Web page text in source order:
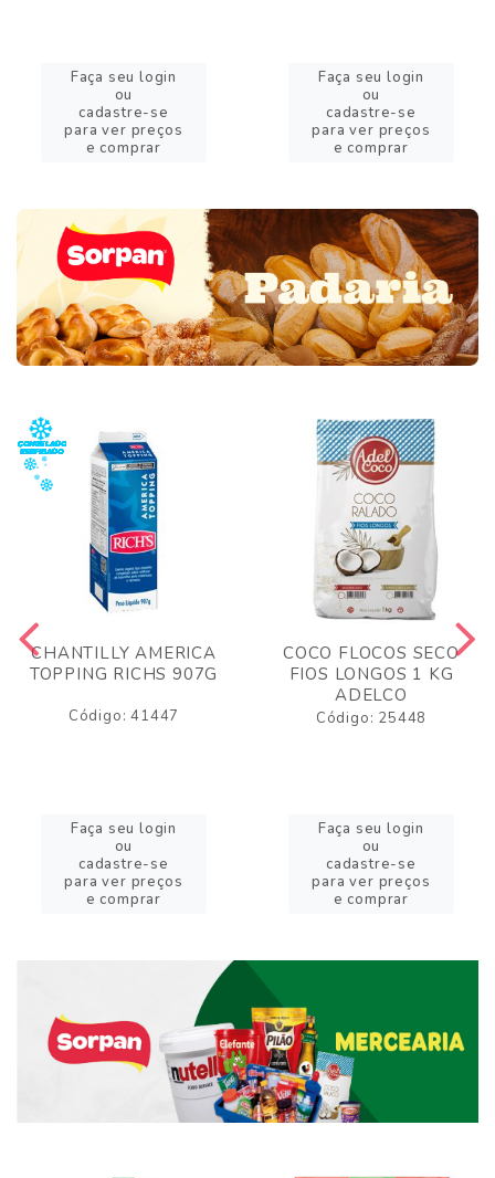
Faça seu login
ou
cadastre-se
para ver preços
e comprar
Faça seu login
ou
cadastre-se
para ver preços
e comprar
CHANTILLY AMERICA
TOPPING RICHS 907G
Código: 41447
Faça seu login
ou
cadastre-se
para ver preços
e comprar
COCO FLOCOS SECO
FIOS LONGOS 1 KG
ADELCO
Código: 25448
Faça seu login
ou
cadastre-se
para ver preços
e comprar